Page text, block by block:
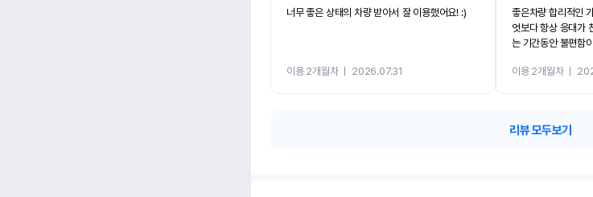
너무 좋은 상태의 차량 받아서 잘 이용했어요! :)
이용 2개월차ㅣ 2026.07.31
좋은차량 합리적인
엇보다 항상 응대가
는 기간동안 불편함
카 렌트 고민없이 강
이용 2개월차ㅣ
리뷰 모두보기